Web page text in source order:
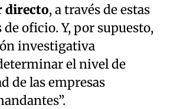
directo, a través de estas
oficio. Y, por supuesto,
investigativa
el nivel de
de las empresas